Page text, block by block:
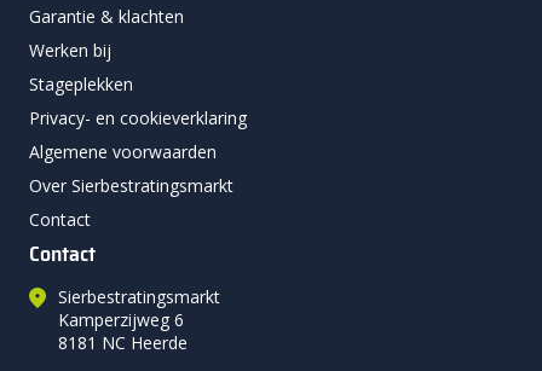
Garantie & klachten
Werken bij
Stageplekken
Privacy- en cookieverklaring
Algemene voorwaarden
Over Sierbestratingsmarkt
Contact
Contact
Sierbestratingsmarkt
Kamperzijweg 6
8181 NC Heerde